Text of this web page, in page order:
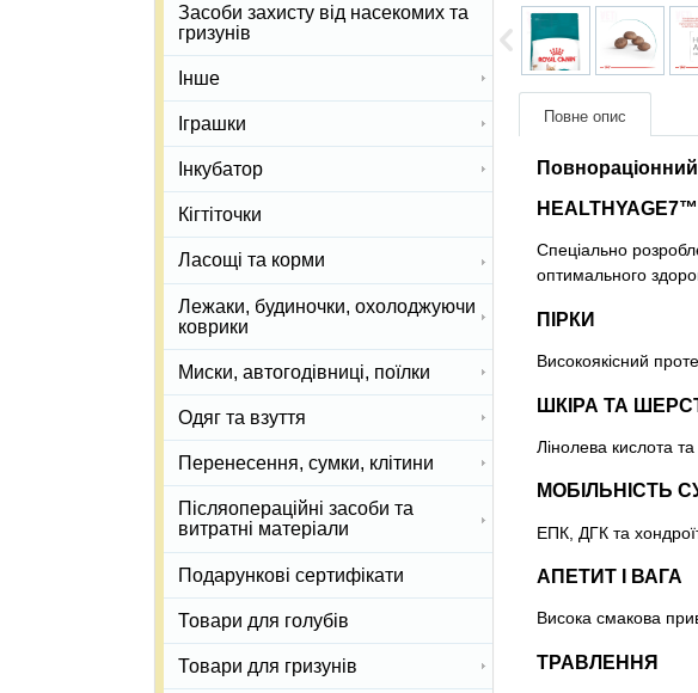
Повне опис
Повнораціонний
Спеціально
оптимального
ПІРКИ
Високоякісний
ШКІРА ТА
Лінолева кислота
МОБІЛЬНІСТЬ
ЕПК, ДГК та
АПЕТИТ І ВАГА
Висока смакова
ТРАВЛЕННЯ
Засоби захисту від насекомих та
гризунів
Інше
Іграшки
Інкубатор
Кігтіточки
Ласощі та корми
Лежаки, будиночки, охолоджуючи
коврики
Миски, автогодівниці, поїлки
Одяг та взуття
Перенесення, сумки, клітини
Післяопераційні засоби та
витратні матеріали
Подарункові сертифікати
Товари для голубів
Товари для гризунів